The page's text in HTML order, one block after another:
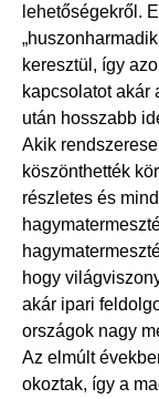
lehetőségekről.
keresztül, így
kapcsolatot akár
után hosszabb
Akik
köszönthették
részletes és
hogy
akár ipari
országok nagy
Az elmúlt
okoztak, így a